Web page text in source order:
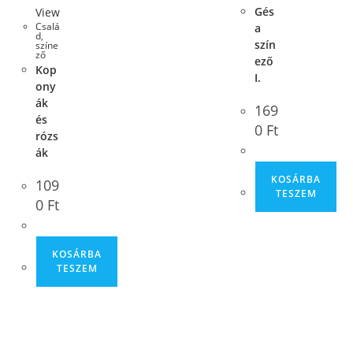
View
Csalá
d,
színe
ző
Kop
ony
ák
és
rózs
ák
109
0 Ft
KOSÁRBA
TESZEM
Gés
a
szín
ező
I.
169
0 Ft
KOSÁRBA
TESZEM